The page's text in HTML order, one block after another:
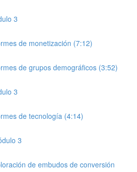
3
de monetización (7:12)
de grupos demográficos (3:52)
3
de tecnología (4:14)
3
de embudos de conversión